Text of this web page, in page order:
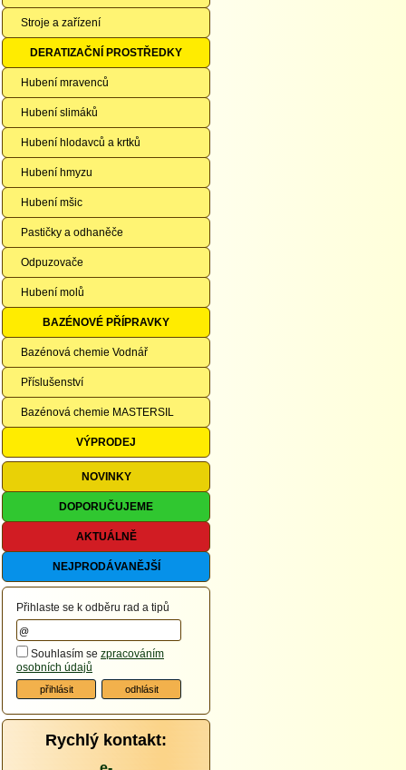
Stroje a zařízení
DERATIZAČNÍ PROSTŘEDKY
Hubení mravenců
Hubení slimáků
Hubení hlodavců a krtků
Hubení hmyzu
Hubení mšic
Pastičky a odhaněče
Odpuzovače
Hubení molů
BAZÉNOVÉ PŘÍPRAVKY
Bazénová chemie Vodnář
Příslušenství
Bazénová chemie MASTERSIL
VÝPRODEJ
NOVINKY
DOPORUČUJEME
AKTUÁLNĚ
NEJPRODÁVANĚJŠÍ
Přihlaste se k odběru rad a tipů
Souhlasím se zpracováním
osobních údajů
Rychlý kontakt: